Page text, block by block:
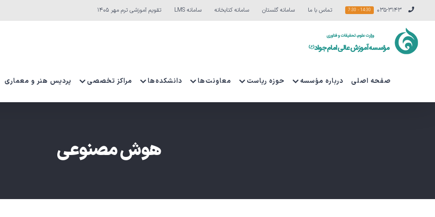
content
۰۳۵-۳۱۴۳ 14:30 - 7:30 تماس با ما سامانه گلستان سامانه کتابخانه سامانه LMS تقویم آموزشی ترم مهر ۱۴۰۵
صفحه اصلی درباره مؤسسه حوزه ریاست معاونت‌ها دانشکده‌ها مراکز تخصصی پردیس هنر و معماری
هوش مصنوعی